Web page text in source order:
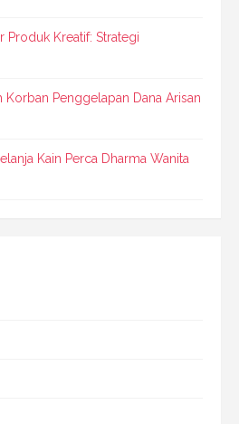
Produk Kreatif: Strategi
Korban Penggelapan Dana Arisan
Kain Perca Dharma Wanita